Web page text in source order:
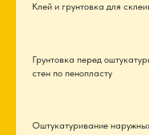
Клей и грунтовка для
Грунтовка перед
стен по пенопласту
Оштукатуривание